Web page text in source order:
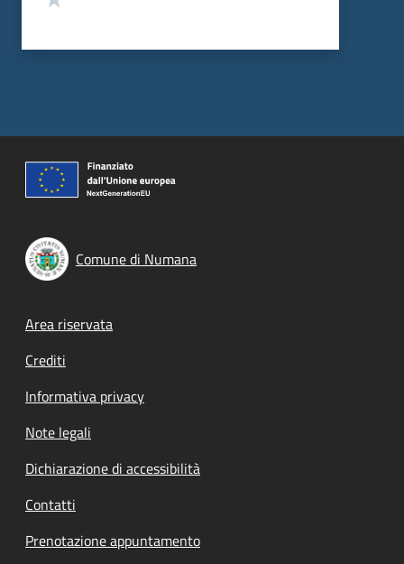
Comune di Numana
Footer menu
Area riservata
Crediti
Informativa privacy
Note legali
Dichiarazione di accessibilità
Contatti
Prenotazione appuntamento